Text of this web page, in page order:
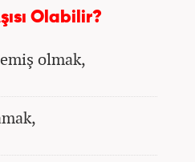
Olabilir?
olmak,